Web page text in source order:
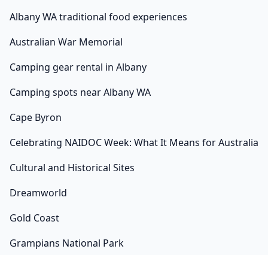
Albany WA traditional food experiences
Australian War Memorial
Camping gear rental in Albany
Camping spots near Albany WA
Cape Byron
Celebrating NAIDOC Week: What It Means for Australia
Cultural and Historical Sites
Dreamworld
Gold Coast
Grampians National Park